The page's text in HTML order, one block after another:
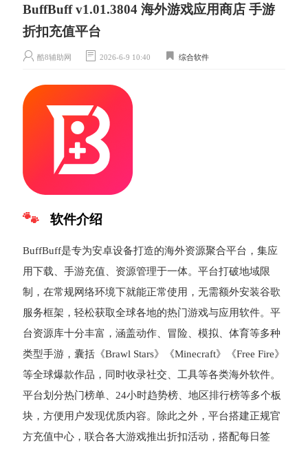
BuffBuff v1.01.3804 海外游戏应用商店 手游
折扣充值平台
酷8辅助网 2026-6-9 10:40 综合软件
软件介绍
BuffBuff是专为安卓设备打造的海外资源聚合平台，集应
用下载、手游充值、资源管理于一体。平台打破地域限
制，在常规网络环境下就能正常使用，无需额外安装谷歌
服务框架，轻松获取全球各地的热门游戏与应用软件。平
台资源库十分丰富，涵盖动作、冒险、模拟、体育等多种
类型手游，囊括《Brawl Stars》《Minecraft》《Free Fire》
等全球爆款作品，同时收录社交、工具等各类海外软件。
平台划分热门榜单、24小时趋势榜、地区排行榜等多个板
块，方便用户发现优质内容。除此之外，平台搭建正规官
方充值中心，联合各大游戏推出折扣活动，搭配每日签